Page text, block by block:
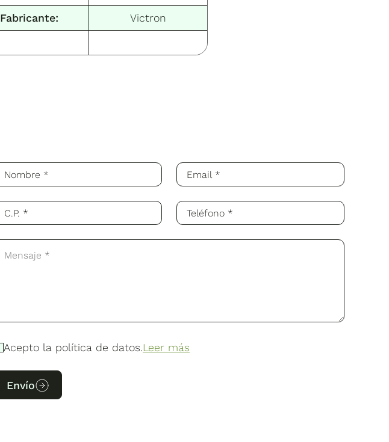
Fabricante:
Victron
Acepto la política de datos.Leer más
Envío